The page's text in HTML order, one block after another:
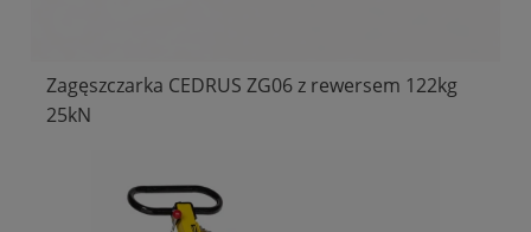
Zagęszczarka CEDRUS ZG06 z rewersem 122kg
25kN